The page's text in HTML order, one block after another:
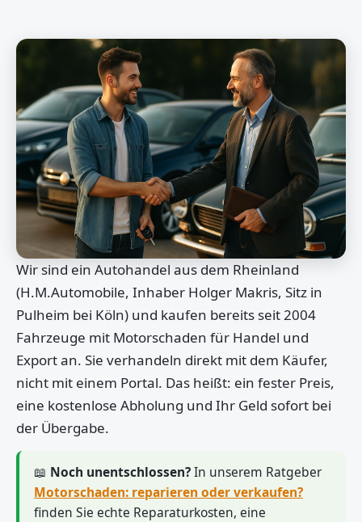
Wir sind ein Autohandel aus dem Rheinland
(H.M.Automobile, Inhaber Holger Makris, Sitz in
Pulheim bei Köln) und kaufen bereits seit 2004
Fahrzeuge mit Motorschaden für Handel und
Export an. Sie verhandeln direkt mit dem Käufer,
nicht mit einem Portal. Das heißt: ein fester Preis,
eine kostenlose Abholung und Ihr Geld sofort bei
der Übergabe.
📖 Noch unentschlossen?In unserem Ratgeber
Motorschaden: reparieren oder verkaufen?
finden Sie echte Reparaturkosten, eine